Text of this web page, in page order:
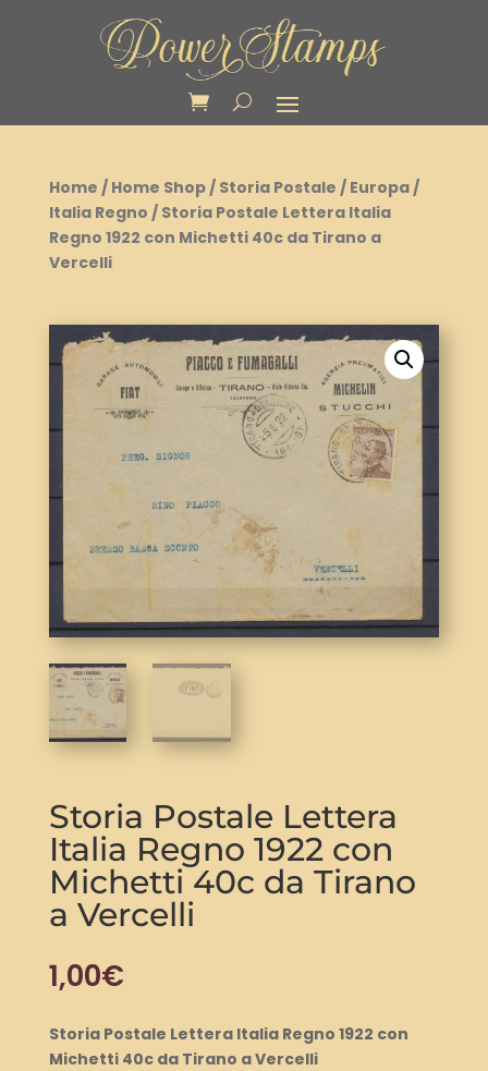
Home / Home Shop/ Storia Postale / Europa/
Italia Regno / Storia Postale Lettera Italia
Regno 1922 con Michetti 40c da Tirano a
Vercelli
Storia Postale Lettera
Italia Regno 1922 con
Michetti 40c da Tirano
a Vercelli
1,00€
Storia Postale Lettera Italia Regno 1922 con
Michetti 40c da Tirano a Vercelli